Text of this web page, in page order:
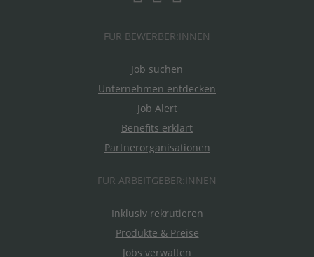
FÜR BEWERBER:INNEN
Job suchen
Unternehmen entdecken
Job Alert
Benefits erklärt
Partnerorganisationen
FÜR ARBEITGEBER:INNEN
Inklusiv rekrutieren
Produkte & Preise
Jobs verwalten